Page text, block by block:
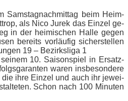
Sams­tag­nach­mit­tag beim Heim­
als Nico Ju­rek das Ein­zel ge­
in der hei­mi­schen Hal­le ge­gen
be­reits vor­läu­fig si­cher­stel­len
19 – Be­zirks­li­ga 1
10. Sai­son­spiel in Er­satz­
wa­ren ins­be­son­de­re
die ihre Ein­zel und auch ihr je­wei­
Schon nach 100 Mi­nu­ten